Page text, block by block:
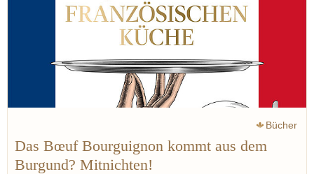
Bücher
Das Bœuf Bourguignon kommt aus dem
Burgund? Mitnichten!